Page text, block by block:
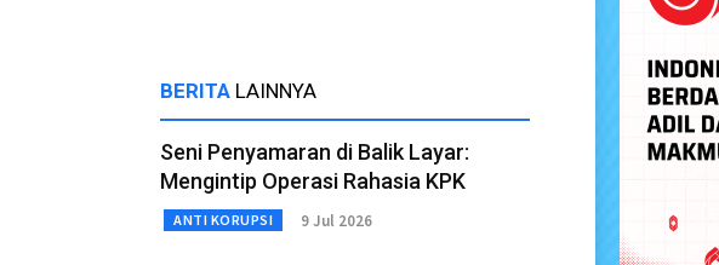
BERITA LAINNYA
Seni Penyamaran di Balik Layar:
Mengintip Operasi Rahasia KPK
ANTI KORUPSI 9 Jul 2026